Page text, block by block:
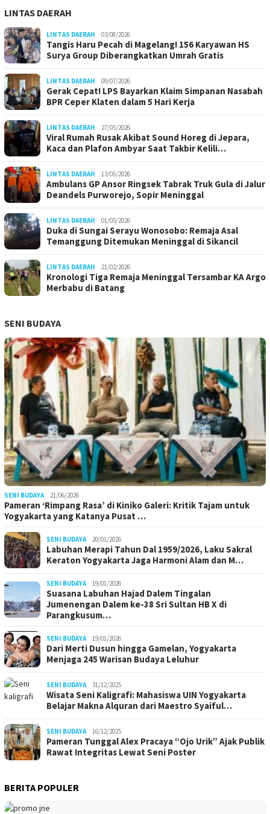
LINTAS DAERAH
LINTAS DAERAH 03/08/2026
Tangis Haru Pecah di Magelang! 156 Karyawan HS
Surya Group Diberangkatkan Umrah Gratis
LINTAS DAERAH 09/07/2026
Gerak Cepat! LPS Bayarkan Klaim Simpanan Nasabah
BPR Ceper Klaten dalam 5 Hari Kerja
LINTAS DAERAH 27/05/2026
Viral Rumah Rusak Akibat Sound Horeg di Jepara,
Kaca dan Plafon Ambyar Saat Takbir Kelili…
LINTAS DAERAH 13/05/2026
Ambulans GP Ansor Ringsek Tabrak Truk Gula di Jalur
Deandels Purworejo, Sopir Meninggal
LINTAS DAERAH 01/05/2026
Duka di Sungai Serayu Wonosobo: Remaja Asal
Temanggung Ditemukan Meninggal di Sikancil
LINTAS DAERAH 21/02/2026
Kronologi Tiga Remaja Meninggal Tersambar KA Argo
Merbabu di Batang
SENI BUDAYA
SENI BUDAYA 21/06/2026
Pameran ‘Rimpang Rasa’ di Kiniko Galeri: Kritik Tajam untuk
Yogyakarta yang Katanya Pusat …
SENI BUDAYA 20/01/2026
Labuhan Merapi Tahun Dal 1959/2026, Laku Sakral
Keraton Yogyakarta Jaga Harmoni Alam dan M…
SENI BUDAYA 19/01/2026
Suasana Labuhan Hajad Dalem Tingalan
Jumenengan Dalem ke-38 Sri Sultan HB X di
Parangkusum…
SENI BUDAYA 19/01/2026
Dari Merti Dusun hingga Gamelan, Yogyakarta
Menjaga 245 Warisan Budaya Leluhur
SENI BUDAYA 31/12/2025
Wisata Seni Kaligrafi: Mahasiswa UIN Yogyakarta
Belajar Makna Alquran dari Maestro Syaiful…
SENI BUDAYA 16/12/2025
Pameran Tunggal Alex Pracaya “Ojo Urik” Ajak Publik
Rawat Integritas Lewat Seni Poster
BERITA POPULER